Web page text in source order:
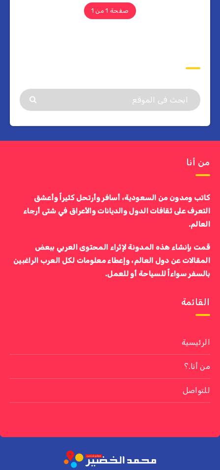
صفحة 1 من 1
من أنا
كاتب ومدون من السعودية، أسافر وأرتحل كثيراً وأعشق
التعرف على ثقافات الدول والديانات والأعراق في شتى أرجاء
العالم.
قمت بإنشاء هذه المدونة لإثراء المحتوى العربي ببعض
المقالات عن دول العالم، وإعطاء معلومات لكل العرب الراغبين
بالسفر سواءاً للسياحة أو للعمل.
القائمة
الرئيسية
من أنا.؟
للتواصل